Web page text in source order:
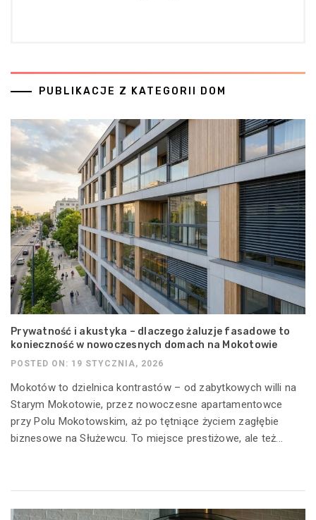
PUBLIKACJE Z KATEGORII DOM
Prywatność i akustyka – dlaczego żaluzje fasadowe to
konieczność w nowoczesnych domach na Mokotowie
POSTED ON: 19 STYCZNIA, 2026
Mokotów to dzielnica kontrastów – od zabytkowych willi na
Starym Mokotowie, przez nowoczesne apartamentowce
przy Polu Mokotowskim, aż po tętniące życiem zagłębie
biznesowe na Służewcu. To miejsce prestiżowe, ale też...